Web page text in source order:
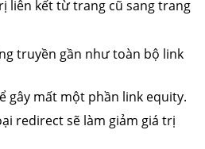
liên kết từ trang cũ sang trang
truyền gần như toàn bộ link
gây mất một phần link equity.
redirect sẽ làm giảm giá trị